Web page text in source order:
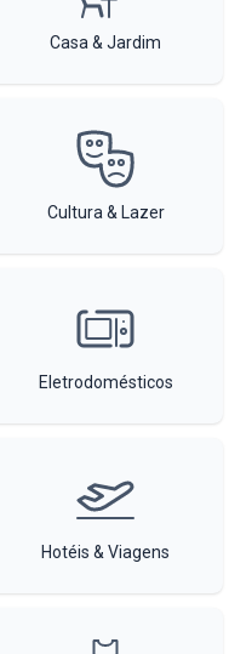
Casa & Jardim
Cultura & Lazer
Eletrodomésticos
Hotéis & Viagens